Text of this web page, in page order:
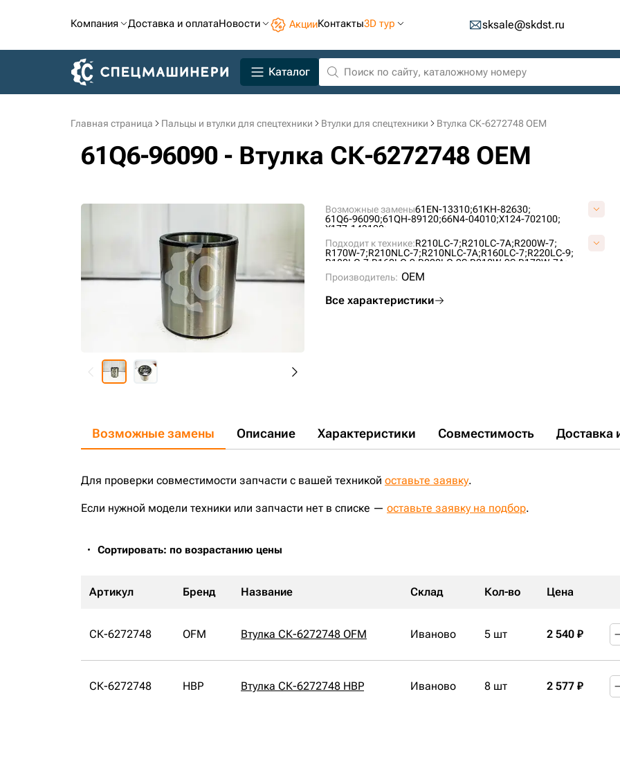
Компания Доставка и оплатаНовости АкцииКонтакты3D тур sksale@skdst.ru
Каталог
Главная страница Пальцы и втулки для спецтехники Втулки для спецтехники Втулка СК-6272748 OEM
61Q6-96090 - Втулка СК-6272748 OEM
Возможные замены61EN-13310;61KH-82630;
61Q6-96090;61QH-89120;66N4-04010;X124-702100;
X177-143100;
Подходит к технике:R210LC-7;R210LC-7A;R200W-7;
R170W-7;R210NLC-7;R210NLC-7A;R160LC-7;R220LC-9;
R180LC-7;R160LC-9;R220LC-9S;R210W-9S;R170W-7A;
R200W-7A;
R180LC-9; R180W-9S;
Производитель: OEM
Все характеристики
Возможные замены Описание Характеристики Совместимость Доставка
Для проверки совместимости запчасти с вашей техникой оставьте заявку.
Если нужной модели техники или запчасти нет в списке — оставьте заявку на подбор.
Сортировать: по возрастанию цены
Артикул Бренд Название Склад Кол-во Цена
СК-6272748 OFM Втулка СК-6272748 OFM Иваново 5 шт 2 540 ₽
СК-6272748 HBP Втулка СК-6272748 HBP Иваново 8 шт 2 577 ₽